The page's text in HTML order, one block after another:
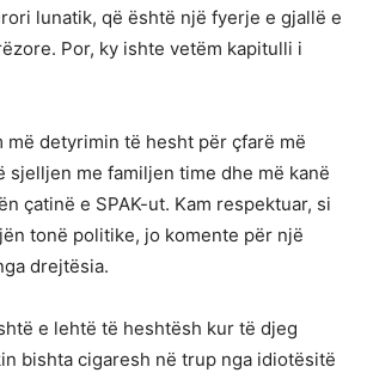
lunatik, që është një fyerje e gjallë e
Por, ky ishte vetëm kapitulli i
më detyrimin të hesht për çfarë më
sjelljen me familjen time dhe më kanë
çatinë e SPAK-ut. Kam respektuar, si
tonë politike, jo komente për një
drejtësia.
e lehtë të heshtësh kur të djeg
bishta cigaresh në trup nga idiotësitë